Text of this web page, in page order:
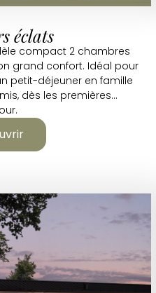
éclats
compact 2 chambres
grand confort. Idéal pour
petit-déjeuner en famille
dès les premières